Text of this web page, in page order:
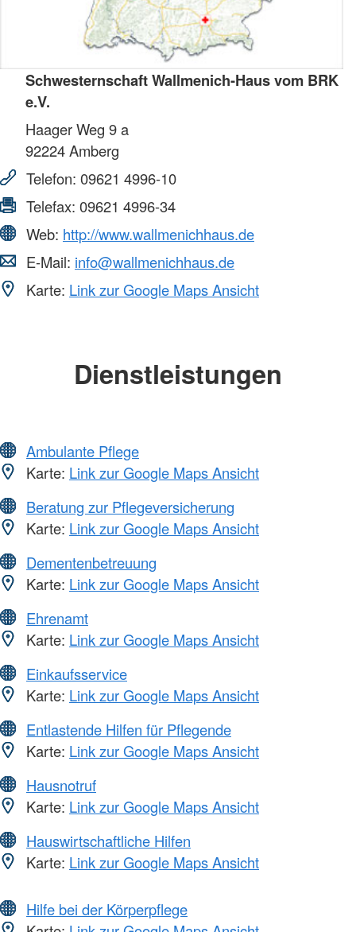
Schwesternschaft Wallmenich-Haus vom BRK
e.V.
Haager Weg 9 a
92224Amberg
Telefon: 09621 4996-10
Telefax: 09621 4996-34
Web: http://www.wallmenichhaus.de
E-Mail: info@wallmenichhaus.de
Karte: Link zur Google Maps Ansicht
Dienstleistungen
Ambulante Pflege
Karte: Link zur Google Maps Ansicht
Beratung zur Pflegeversicherung
Karte: Link zur Google Maps Ansicht
Dementenbetreuung
Karte: Link zur Google Maps Ansicht
Ehrenamt
Karte: Link zur Google Maps Ansicht
Einkaufsservice
Karte: Link zur Google Maps Ansicht
Entlastende Hilfen für Pflegende
Karte: Link zur Google Maps Ansicht
Hausnotruf
Karte: Link zur Google Maps Ansicht
Hauswirtschaftliche Hilfen
Karte: Link zur Google Maps Ansicht
Hilfe bei der Körperpflege